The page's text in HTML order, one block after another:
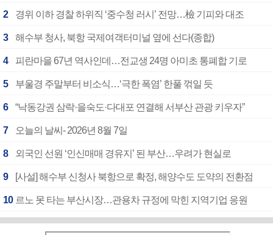
2 경위 이하 경찰 하위직 ‘중수청 러시’ 전망…檢 기피와 대조
3 해수부 청사, 북항 국제여객터미널 옆에 선다(종합)
4 피란마을 67년 역사인데…전교생 24명 아미초 통폐합 기로
5 부울경 주말부터 비소식…‘극한 폭염’ 한풀 꺾일 듯
6 “낙동강권 삼락·을숙도·다대포 연결해 서부산 관광 키우자”
7 오늘의 날씨- 2026년 8월 7일
8 외국인 선원 ‘인신매매 경유지’ 된 부산…우려가 현실로
9 [사설] 해수부 신청사 북항으로 확정, 해양수도 도약의 전환점
10 르노 못 타는 부산시장…관용차 규정에 막힌 지역기업 응원